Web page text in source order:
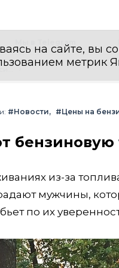
на сайте, вы
метрик
#Новости #Цены на
бензиновую
из-за
мужчины,
по их